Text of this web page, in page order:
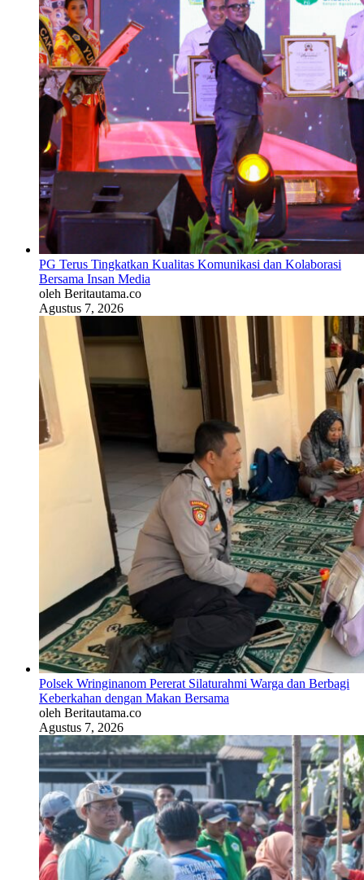
PG Terus Tingkatkan Kualitas Komunikasi dan Kolaborasi
Bersama Insan Media
oleh Beritautama.co
Agustus 7, 2026
Polsek Wringinanom Pererat Silaturahmi Warga dan Berbagi
Keberkahan dengan Makan Bersama
oleh Beritautama.co
Agustus 7, 2026